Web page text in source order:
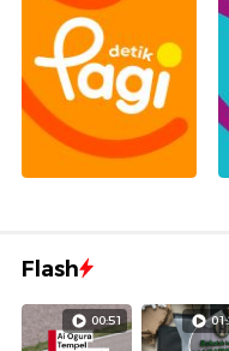
Flash
00:51